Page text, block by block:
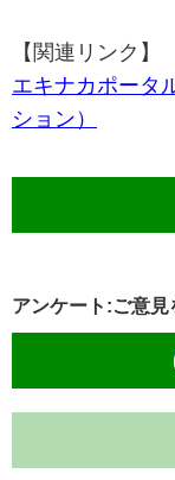
【関連リンク】
エキナカポータ
ション）
アンケート:ご意